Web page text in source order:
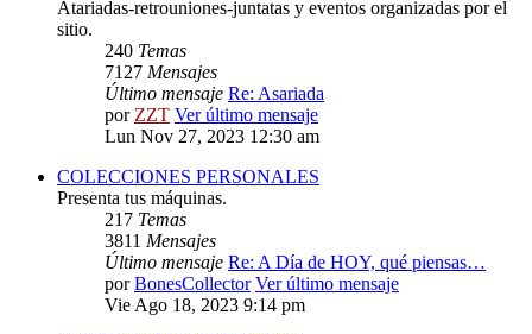
Atariadas-retrouniones-juntatas y eventos organizadas por el
sitio.
240 Temas
7127 Mensajes
Último mensaje Re: Asariada
porZZT Ver último mensaje
Lun Nov 27, 2023 12:30 am
COLECCIONES PERSONALES
Presenta tus máquinas.
217 Temas
3811 Mensajes
Último mensaje Re: A Día de HOY, qué piensas…
porBonesCollector Ver último mensaje
Vie Ago 18, 2023 9:14 pm